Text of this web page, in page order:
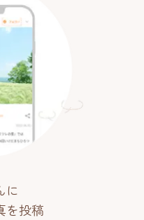
に
を投稿